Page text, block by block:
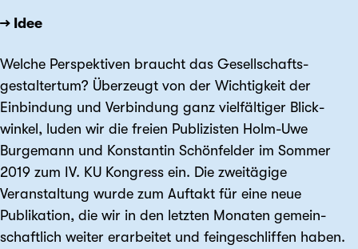
→ Idee
Welche Perspektiven braucht das Gesellschafts­
gestaltertum? Überzeugt von der Wichtig­keit der
Einbindung und Verbindung ganz vielfältiger Blick­
winkel, luden wir die freien Publizisten Holm-Uwe
Burgemann und Konstantin Schönfelder im Sommer
2019 zum IV. KU Kongress ein. Die zwei­tägige
Veranstaltung wurde zum Auftakt für eine neue
Publikation, die wir in den letzten Monaten gemein­
schaftlich weiter erarbeitet und fein­geschliffen haben.